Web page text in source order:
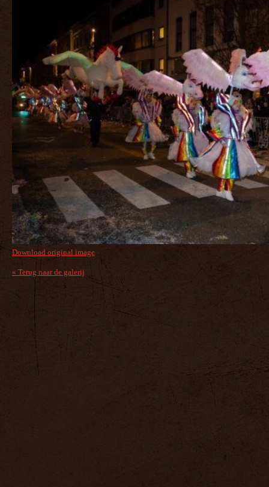
Download original image
« Terug naar de galerij